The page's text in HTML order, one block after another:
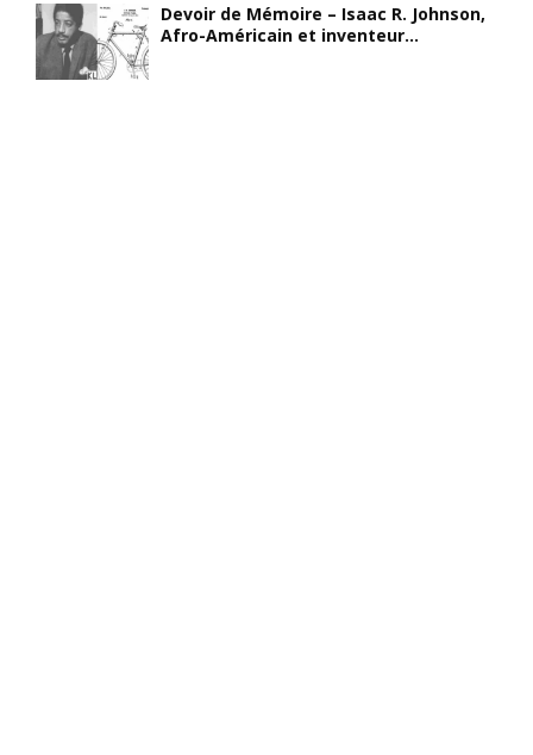
Devoir de Mémoire – Isaac R. Johnson,
Afro-Américain et inventeur...